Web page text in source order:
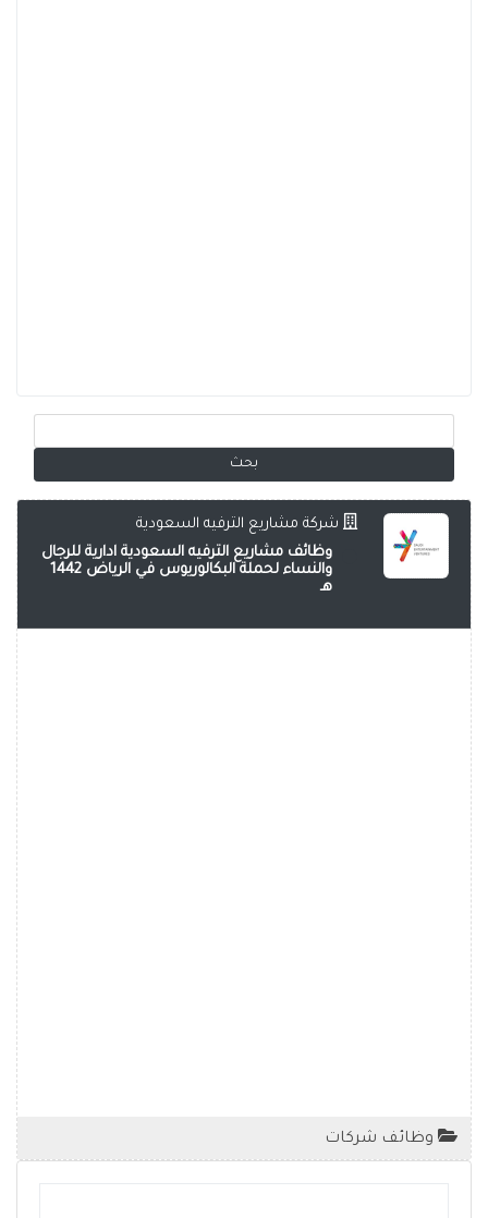
شركة مشاريع الترفيه السعودية
وظائف مشاريع الترفيه السعودية ادارية للرجال
والنساء لحملة البكالوريوس في الرياض 1442
هـ
وظائف شركات